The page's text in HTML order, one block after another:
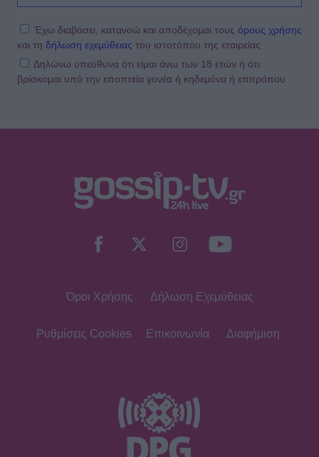
Έχω διαβάσει, κατανοώ και αποδέχομαι τους όρους χρήσης
και τη δήλωση εχεμύθειας του ιστοτόπου της εταιρείας
Δηλώνω υπεύθυνα ότι είμαι άνω των 18 ετών ή ότι
βρίσκομαι υπό την εποπτεία γονέα ή κηδεμόνα ή επιτρόπου
Όροι Χρήσης Δήλωση Εχεμύθειας
Ρυθμίσεις Cookies Επικοινωνία Διαφήμιση